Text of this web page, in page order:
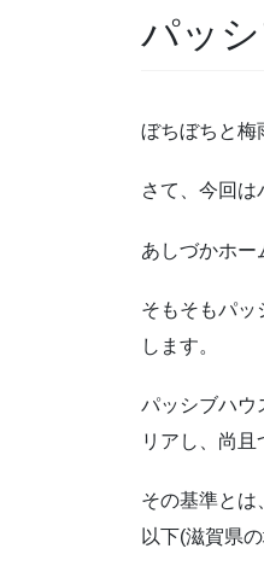
パッ
ぼちぼちと梅
さて、今回は
あしづかホー
そもそもパッ
します。
パッシブハウ
リアし、尚且
その基準とは
以下(滋賀県